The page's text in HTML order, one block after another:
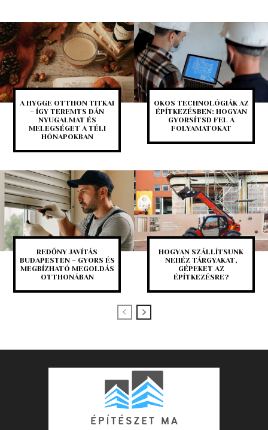
A HYGGE OTTHON TITKAI
– ÍGY TEREMTS DÁN
NYUGALMAT ÉS
MELEGSÉGET A TÉLI
HÓNAPOKBAN
OKOS TECHNOLÓGIÁK AZ
ÉPÍTKEZÉSBEN: HOGYAN
GYORSÍTSD FEL A
FOLYAMATOKAT
REDŐNY JAVÍTÁS
BUDAPESTEN – GYORS ÉS
MEGBÍZHATÓ MEGOLDÁS
OTTHONÁBAN
HOGYAN SZÁLLÍTSUNK
NEHÉZ TÁRGYAKAT,
GÉPEKET AZ
ÉPÍTKEZÉSRE?